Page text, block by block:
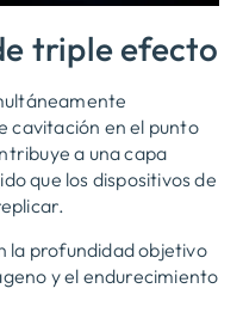
triple efecto
cavitación en el punto
a una capa
que los dispositivos de
la profundidad objetivo
y el endurecimiento